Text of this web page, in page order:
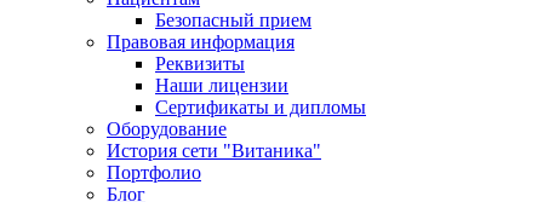
Безопасный прием
Правовая информация
Реквизиты
Наши лицензии
Сертификаты и дипломы
Оборудование
История сети "Витаника"
Портфолио
Блог